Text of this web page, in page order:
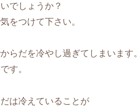
でしょうか？
をつけて下さい。
らだを冷やし過ぎてしまいます。
す。
は冷えていることが